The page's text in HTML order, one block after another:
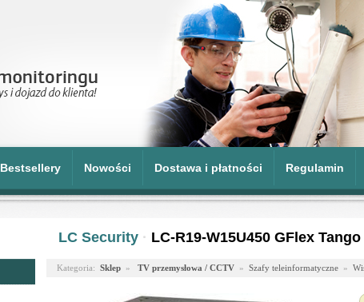
Bestsellery Nowości Dostawa i płatności Regulamin
LC Security · LC-R19-W15U450 GFlex
Kategoria: Sklep» TV przemysłowa / CCTV» Szafy teleinformatyczne»